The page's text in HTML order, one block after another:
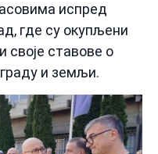
испред
где су окупљени
своје ставове о
и земљи.